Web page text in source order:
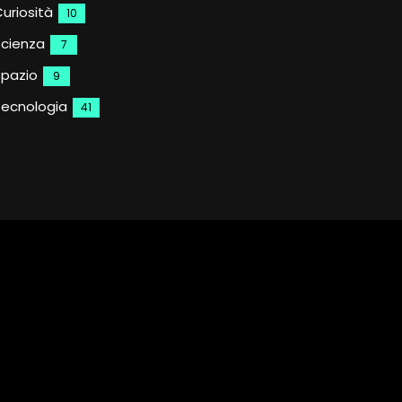
10
7
9
41